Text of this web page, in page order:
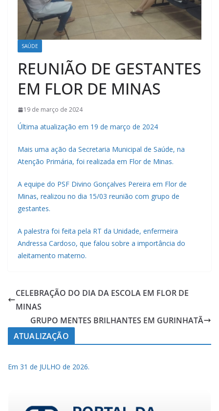
SAÚDE
REUNIÃO DE GESTANTES
EM FLOR DE MINAS
19 de março de 2024
Última atualização em 19 de março de 2024
Mais uma ação da Secretaria Municipal de Saúde, na
Atenção Primária, foi realizada em Flor de Minas.
A equipe do PSF Divino Gonçalves Pereira em Flor de
Minas, realizou no dia 15/03 reunião com grupo de
gestantes.
A palestra foi feita pela RT da Unidade, enfermeira
Andressa Cardoso, que falou sobre a importância do
aleitamento materno.
CELEBRAÇÃO DO DIA DA ESCOLA EM FLOR DE
MINAS
GRUPO MENTES BRILHANTES EM GURINHATÃ
ATUALIZAÇÃO
Em 31 de JULHO de 2026.